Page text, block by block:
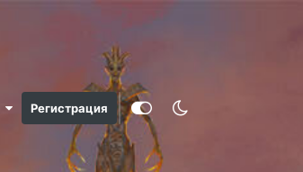
Регистрация